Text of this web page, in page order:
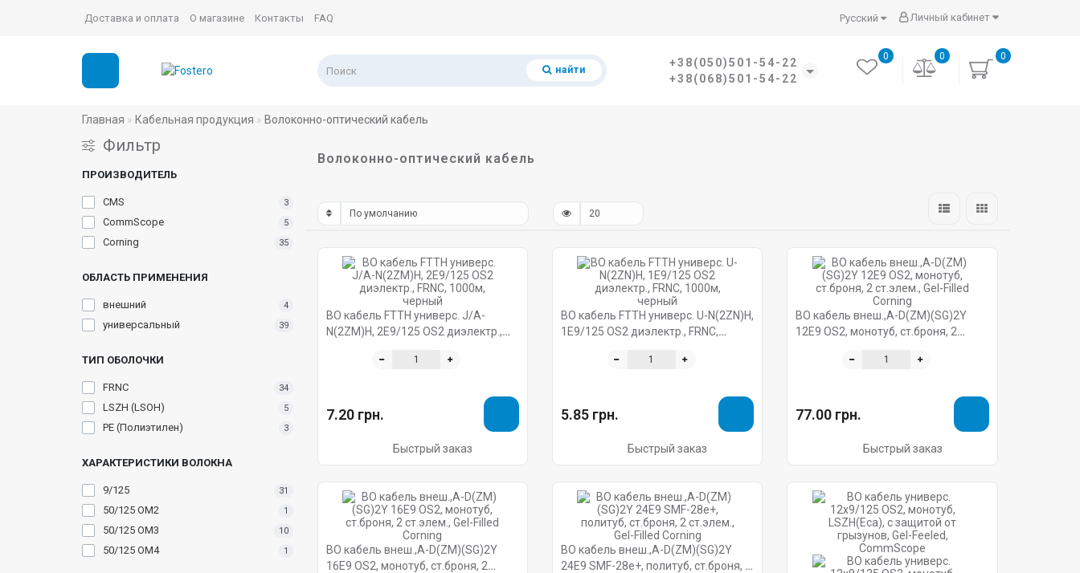
Личный кабинет
Русский
Доставка и оплата О магазине Контакты FAQ
найти
+38(050)501-54-22
+38(068)501-54-22
0
0
0
Главная Кабельная продукция Волоконно-оптический кабель
Фильтр
ПРОИЗВОДИТЕЛЬ
CMS 3
CommScope 5
Corning 35
ОБЛАСТЬ ПРИМЕНЕНИЯ
внешний 4
универсальный 39
ТИП ОБОЛОЧКИ
FRNC 34
LSZH (LSOH) 5
PE (Полиэтилен) 3
ХАРАКТЕРИСТИКИ ВОЛОКНА
9/125 31
50/125 ОМ2 1
50/125 ОМ3 10
50/125 ОМ4 1
Волоконно-оптический кабель
ВО кабель FTTH универс. J/A-
N(2ZM)H, 2E9/125 OS2 диэлектр.,
7.20 грн.
Быстрый заказ
ВО кабель FTTH универс. U-N(2ZN)H,
1E9/125 OS2 диэлектр., FRNC,
5.85 грн.
Быстрый заказ
ВО кабель внеш.,A-D(ZM)(SG)2Y
12E9 OS2, монотуб, ст.броня, 2
77.00 грн.
Быстрый заказ
ВО кабель внеш.,A-D(ZM)(SG)2Y
16E9 OS2, монотуб, ст.броня, 2
ВО кабель внеш.,A-D(ZM)(SG)2Y
24E9 SMF-28e+, политуб, ст.броня, 2